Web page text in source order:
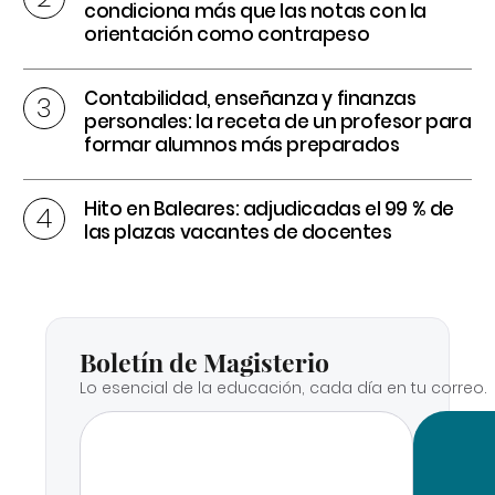
condiciona más que las notas con la
orientación como contrapeso
Contabilidad, enseñanza y finanzas
personales: la receta de un profesor para
formar alumnos más preparados
Hito en Baleares: adjudicadas el 99 % de
las plazas vacantes de docentes
Boletín de Magisterio
Lo esencial de la educación, cada día en tu correo.